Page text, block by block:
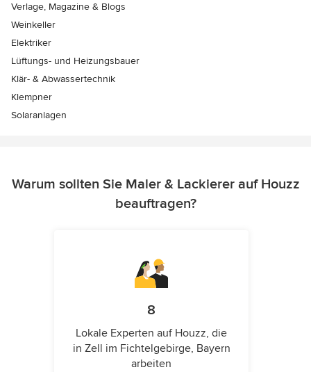
Verlage, Magazine & Blogs
Weinkeller
Elektriker
Lüftungs- und Heizungsbauer
Klär- & Abwassertechnik
Klempner
Solaranlagen
Warum sollten Sie Maler & Lackierer auf Houzz
beauftragen?
8
Lokale Experten auf Houzz, die
in Zell im Fichtelgebirge, Bayern
arbeiten